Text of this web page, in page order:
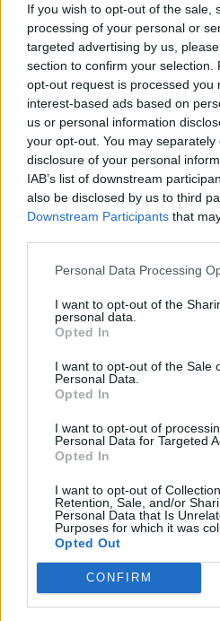
If you wish to opt-out of the sale,
processing of your personal or
targeted advertising by us,
section to confirm your selection.
opt-out request is processed you
interest-based ads based on
us or personal information
your opt-out. You may
disclosure of your personal
IAB’s list of downstream
also be disclosed by us to third
Downstream Participants that
Personal Data Processing
I want to opt-out of the
personal data.
Opted In
I want to opt-out of the Sale
Personal Data.
Opted In
I want to opt-out of
Personal Data for Targeted
Opted In
I want to opt-out of
Retention, Sale, and/or
Personal Data that Is
Purposes for which it was
Opted Out
CONFIRM
Zpravodajství
Zpravodajství
Středočeský
Obce nově
vzniku odpadu
NOVINKY
Obděnice
6. 8. 2026
Většina koupališť